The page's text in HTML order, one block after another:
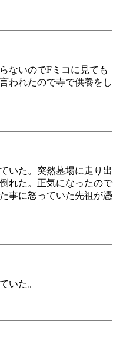
ないのでFミコに見ても
われたので寺で供養をし
いた。突然墓場に走り出
れた。正気になったので
事に怒っていた先祖が憑
いた。